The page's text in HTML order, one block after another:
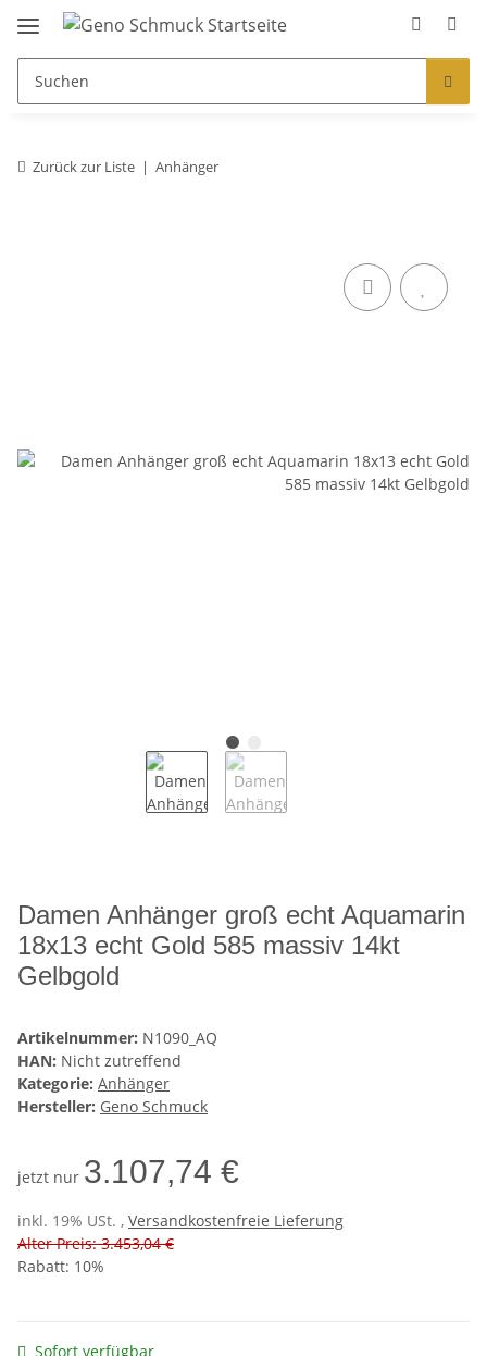
Zurück zur Liste Anhänger
Damen Anhänger groß echt Aquamarin
18x13 echt Gold 585 massiv 14kt
Gelbgold
Artikelnummer: N1090_AQ
HAN: Nicht zutreffend
Kategorie: Anhänger
Hersteller: Geno Schmuck
jetzt nur 3.107,74 €
inkl. 19% USt. , Versandkostenfreie Lieferung
Alter Preis: 3.453,04 €
Rabatt: 10%
Sofort verfügbar